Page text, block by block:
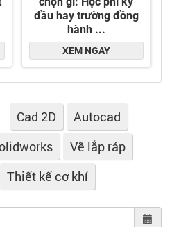
Cad 2D
Autocad
Vẽ lắp ráp
Thiết kế cơ khí